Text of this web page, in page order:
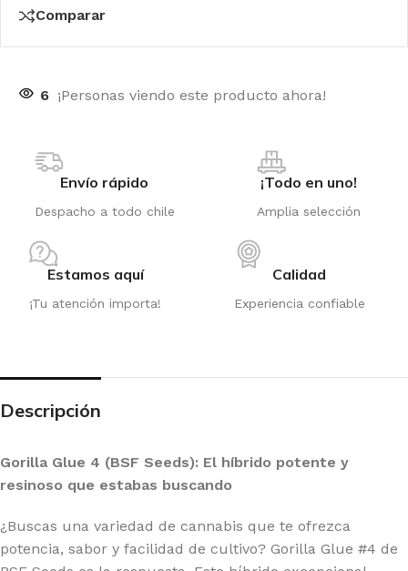
Comparar
6 ¡Personas viendo este producto ahora!
Envío rápido
Despacho a todo chile
¡Todo en uno!
Amplia selección
Estamos aquí
¡Tu atención importa!
Calidad
Experiencia confiable
Descripción
Gorilla Glue 4 (BSF Seeds): El híbrido potente y
resinoso que estabas buscando
¿Buscas una variedad de cannabis que te ofrezca
potencia, sabor y facilidad de cultivo? Gorilla Glue #4 de